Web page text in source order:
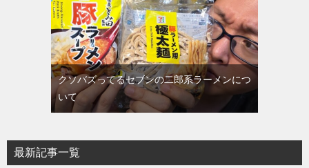
クソバズってるセブンの二郎系ラーメンにつ
いて
最新記事一覧